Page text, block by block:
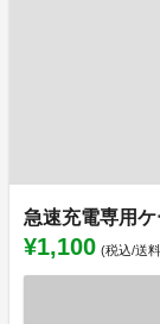
急速充電専用
¥1,100 (税込/送